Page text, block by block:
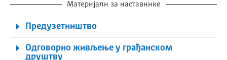
Материјали за наставнике
Предузетништво
Одговорно живљење у грађанском
друштву